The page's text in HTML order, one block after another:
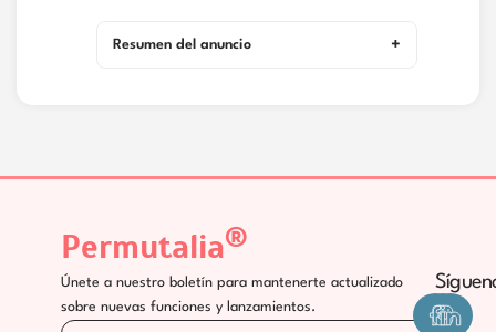
Resumen del anuncio
Permutalia®
Únete a nuestro boletín para mantenerte actualizado
sobre nuevas funciones y lanzamientos.